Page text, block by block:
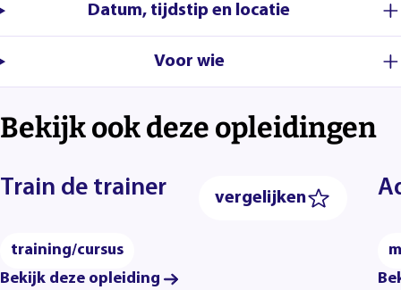
Datum, tijdstip en locatie
Voor wie
Bekijk ook deze opleidingen
vergelijken
Train de trainer
training/cursus
Bekijk deze opleiding